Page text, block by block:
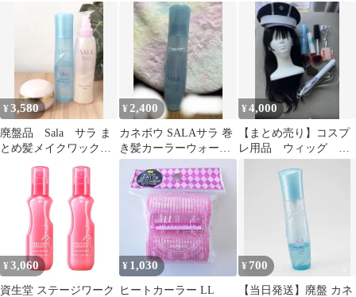
ーウォーター160mL
香り 6個セット
¥3,580
廃盤品 Sala サラ ま
とめ髪メイクワックス
EX ふわ巻き髪カラー
ウォーター
¥2,400
カネボウ SALAサラ 巻
き髪カーラーウォータ
ー サラの香り 160ml
¥4,000
【まとめ売り】コスプ
レ用品 ウィッグ ス
ヘアアイロン 小物
¥ 3,060
資生堂 ステージワーク
¥ 1,030
ヒートカーラー LL
¥ 700
【当日発送】廃盤 カネ